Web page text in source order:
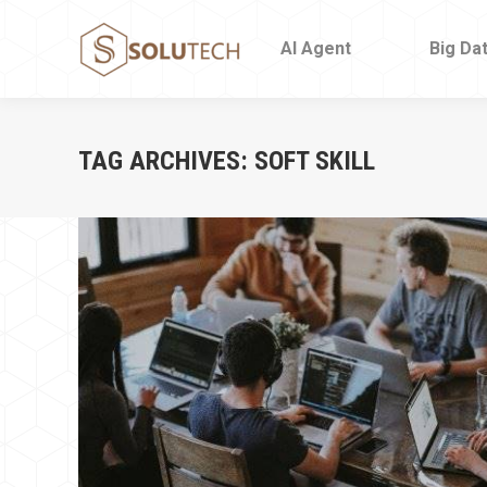
AI Agent Big
TAG ARCHIVES: SOFT SKILL
AI Agent Big